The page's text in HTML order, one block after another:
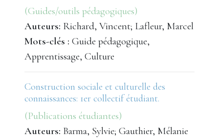
(Guides/outils pédagogiques)
Auteurs: Richard, Vincent; Lafleur, Marcel
Mots-clés : Guide pédagogique,
Apprentissage, Culture
Construction sociale et culturelle des
connaissances: 1er collectif étudiant.
(Publications étudiantes)
Auteurs: Barma, Sylvie; Gauthier, Mélanie